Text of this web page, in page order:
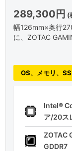
289,300円 (
幅126mm×奥行
に、ZOTAC
OS、メモリ、
Intel®
ア/20ス
ZOTAC
GDDR7